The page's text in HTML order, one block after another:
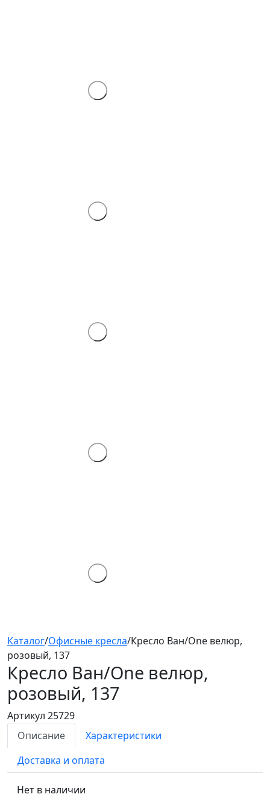
Каталог/Офисные кресла/Кресло Ван/One велюр,
розовый, 137
Кресло Ван/One велюр,
розовый, 137
Артикул 25729
Описание
Характеристики
Доставка и оплата
Нет в наличии